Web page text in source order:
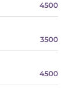
4500
3500
4500